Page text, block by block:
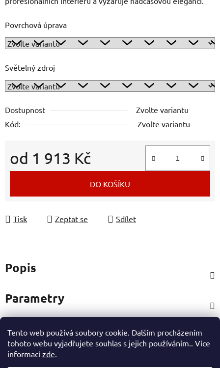
Tento web používá soubory cookie. Dalším procházením
tohoto webu vyjadřujete souhlas s jejich používáním.. Více
informací zde.
Povrchová úprava
Světelný zdroj
Dostupnost
Zvolte variantu
Kód:
Zvolte variantu
od 1 913 Kč
Měrná cena:
DO KOŠÍKU
Tisk Zeptat se Sdílet
Popis
Parametry
Hodnocení